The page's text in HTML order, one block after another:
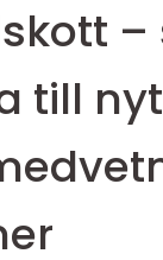
–
till